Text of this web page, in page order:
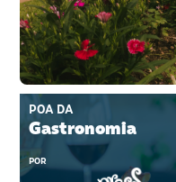
POA DA
Gastronomia
POR